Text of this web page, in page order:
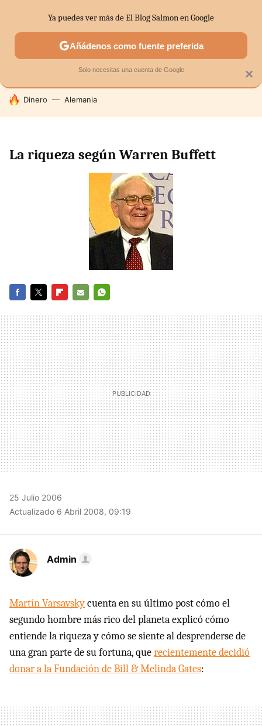
SECTORES ECONOMÍA DOMÉSTICA MERCADOS
HOY SE HABLA DE
Dinero Alemania
La riqueza según Warren Buffett
MAIL
25 Julio 2006
Actualizado 6 Abril 2008, 09:19
Admin
Martín Varsavskycuenta en su último post cómo el
segundo hombre más rico del planeta explicó cómo
entiende la riqueza y cómo se siente al desprenderse de
una gran parte de su fortuna, querecientemente decidió
donar a la Fundación de Bill & Melinda Gates:
×
Ya puedes ver más de El Blog Salmon en Google
Añádenos como fuente preferida
Solo necesitas una cuenta de Google